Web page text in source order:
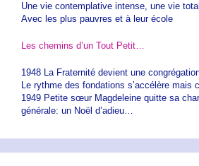
Une vie contemplative intense, une vie
Avec les plus pauvres et à leur école
Les chemins d’un Tout Petit…
1948 La Fraternité devient une
Le rythme des fondations s’accélère mais
1949 Petite sœur Magdeleine quitte sa
générale: un Noël d’adieu…